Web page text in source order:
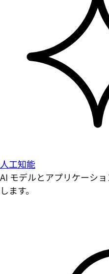
人工知能
AI モデルとアプリケーシ
します。